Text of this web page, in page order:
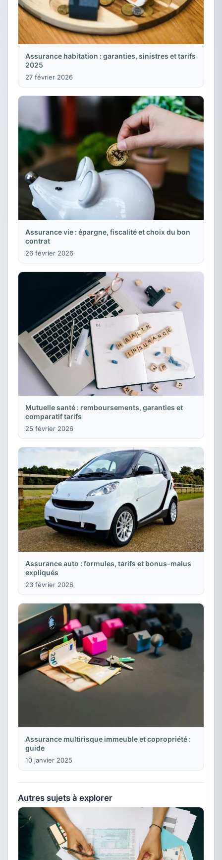
Assurance habitation : garanties, sinistres et tarifs
2025
27 février 2026
Assurance vie : épargne, fiscalité et choix du bon
contrat
26 février 2026
Mutuelle santé : remboursements, garanties et
comparatif tarifs
25 février 2026
Assurance auto : formules, tarifs et bonus-malus
expliqués
23 février 2026
Assurance multirisque immeuble et copropriété :
guide
10 janvier 2025
Autres sujets à explorer